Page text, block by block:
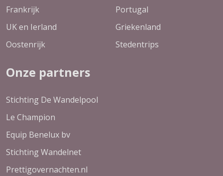
Frankrijk
UK en Ierland
Oostenrijk
Portugal
Griekenland
Stedentrips
Onze partners
Stichting De Wandelpool
Le Champion
Equip Benelux bv
Stichting Wandelnet
Prettigovernachten.nl